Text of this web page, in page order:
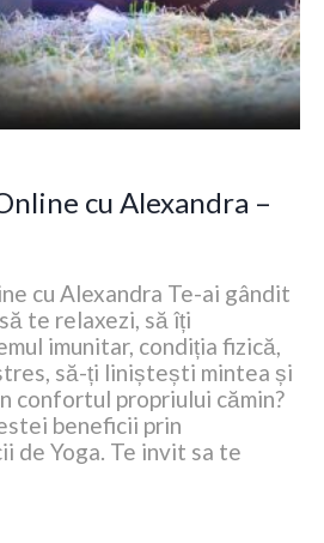
cu Alexandra –
cu Alexandra Te-ai gândit
te relaxezi, să îți
imunitar, condiția fizică,
să-ți liniștești mintea și
confortul propriului cămin?
beneficii prin
de Yoga. Te invit sa te